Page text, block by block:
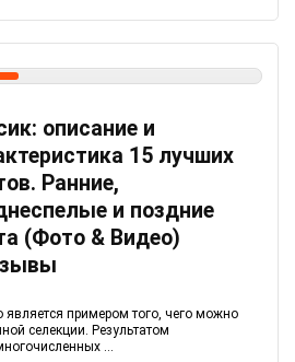
описание и
15 лучших
Ранние,
и поздние
(Фото & Видео)
является примером того, чего можно
селекции. Результатом
...